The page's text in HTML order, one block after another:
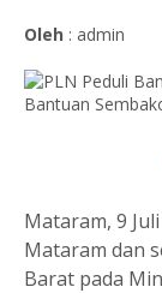
Oleh : admin
Mataram, 9
Mataram dan
Barat pada